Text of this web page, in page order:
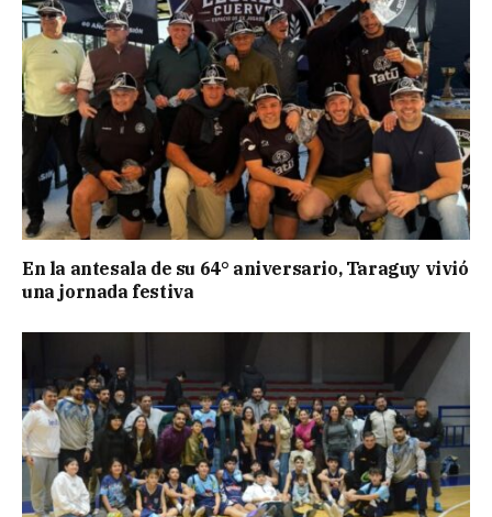
En la antesala de su 64° aniversario, Taraguy vivió
una jornada festiva